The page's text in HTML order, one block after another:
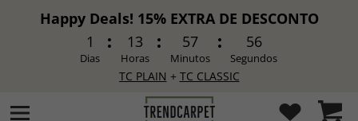
Happy Deals! 15% EXTRA DE DESCONTO
1
Dias
13
Horas
57
Minutos
54
Segundos
TC PLAIN + TC CLASSIC